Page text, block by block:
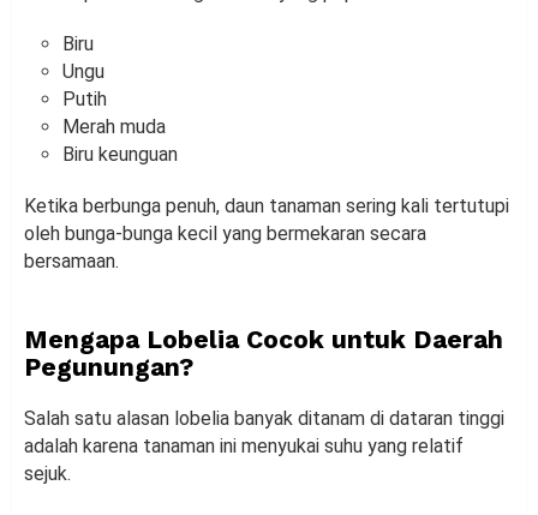
Biru
Ungu
Putih
Merah muda
Biru keunguan
Ketika berbunga penuh, daun tanaman sering kali tertutupi
oleh bunga-bunga kecil yang bermekaran secara
bersamaan.
Mengapa Lobelia Cocok untuk Daerah
Pegunungan?
Salah satu alasan lobelia banyak ditanam di dataran tinggi
adalah karena tanaman ini menyukai suhu yang relatif
sejuk.